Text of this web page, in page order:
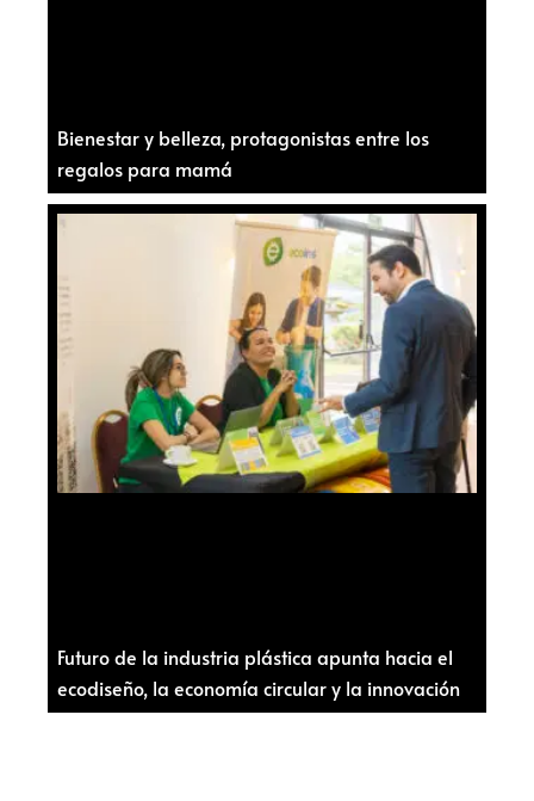
Bienestar y belleza, protagonistas entre los
regalos para mamá
Futuro de la industria plástica apunta hacia el
ecodiseño, la economía circular y la innovación